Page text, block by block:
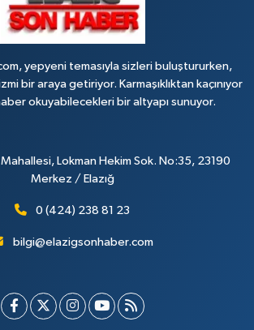
yepyeni temasıyla sizleri buluştururken,
bir araya getiriyor. Karmaşıklıktan kaçınıyor
okuyabilecekleri bir altyapı sunuyor.
Lokman Hekim Sok. No:35, 23190
Merkez / Elazığ
0 (424) 238 81 23
bilgi@elazigsonhaber.com